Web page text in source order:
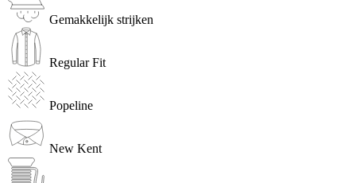
Gemakkelijk strijken
Regular Fit
Popeline
New Kent